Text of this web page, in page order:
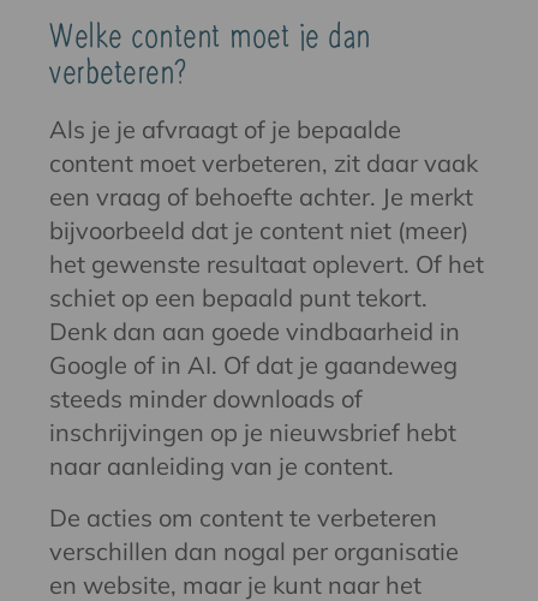
Welke content moet je dan
verbeteren?
Als je je afvraagt of je bepaalde
content moet verbeteren, zit daar vaak
een vraag of behoefte achter. Je merkt
bijvoorbeeld dat je content niet (meer)
het gewenste resultaat oplevert. Of het
schiet op een bepaald punt tekort.
Denk dan aan goede vindbaarheid in
Google of in AI. Of dat je gaandeweg
steeds minder downloads of
inschrijvingen op je nieuwsbrief hebt
naar aanleiding van je content.
De acties om content te verbeteren
verschillen dan nogal per organisatie
en website, maar je kunt naar het